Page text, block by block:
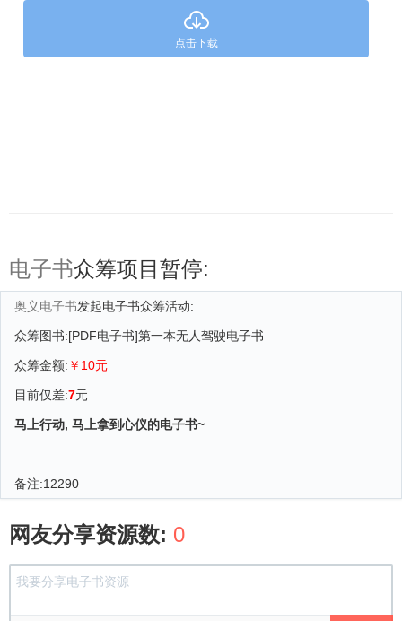
点击下载
电子书众筹项目暂停:
奥义电子书发起电子书众筹活动:
众筹图书:[PDF电子书]第一本无人驾驶电子书
众筹金额: ￥10元
目前仅差:7元
马上行动, 马上拿到心仪的电子书~
备注:12290
网友分享资源数: 0